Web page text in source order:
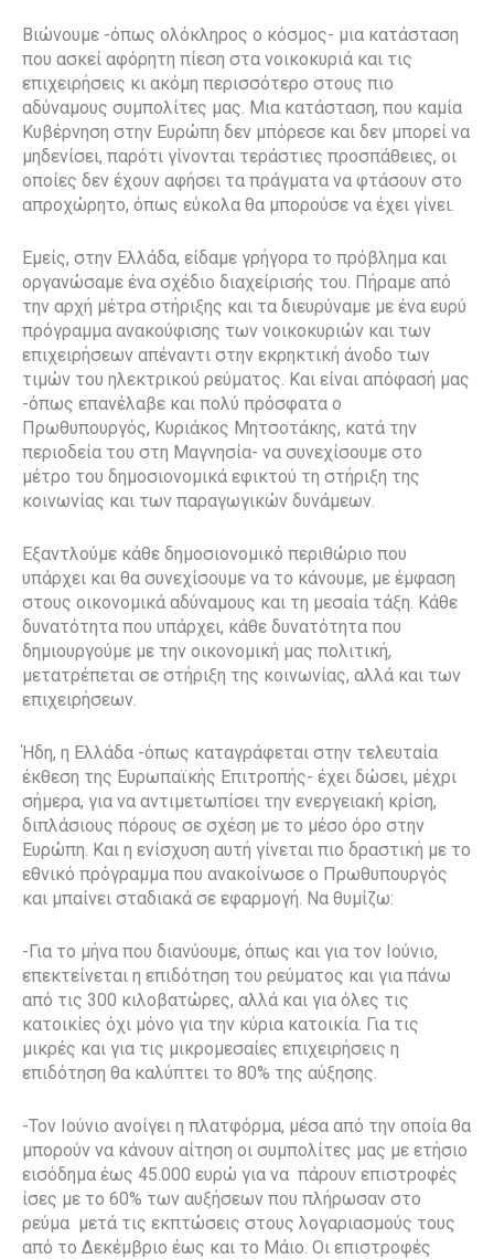
Βιώνουμε -όπως ολόκληρος ο κόσμος- μια κατάσταση
που ασκεί αφόρητη πίεση στα νοικοκυριά και τις
επιχειρήσεις κι ακόμη περισσότερο στους πιο
αδύναμους συμπολίτες μας. Μια κατάσταση, που καμία
Κυβέρνηση στην Ευρώπη δεν μπόρεσε και δεν μπορεί να
μηδενίσει, παρότι γίνονται τεράστιες προσπάθειες, οι
οποίες δεν έχουν αφήσει τα πράγματα να φτάσουν στο
απροχώρητο, όπως εύκολα θα μπορούσε να έχει γίνει.
Εμείς, στην Ελλάδα, είδαμε γρήγορα το πρόβλημα και
οργανώσαμε ένα σχέδιο διαχείρισής του. Πήραμε από
την αρχή μέτρα στήριξης και τα διευρύναμε με ένα ευρύ
πρόγραμμα ανακούφισης των νοικοκυριών και των
επιχειρήσεων απέναντι στην εκρηκτική άνοδο των
τιμών του ηλεκτρικού ρεύματος. Και είναι απόφασή μας
-όπως επανέλαβε και πολύ πρόσφατα ο
Πρωθυπουργός, Κυριάκος Μητσοτάκης, κατά την
περιοδεία του στη Μαγνησία- να συνεχίσουμε στο
μέτρο του δημοσιονομικά εφικτού τη στήριξη της
κοινωνίας και των παραγωγικών δυνάμεων.
Εξαντλούμε κάθε δημοσιονομικό περιθώριο που
υπάρχει και θα συνεχίσουμε να το κάνουμε, με έμφαση
στους οικονομικά αδύναμους και τη μεσαία τάξη. Κάθε
δυνατότητα που υπάρχει, κάθε δυνατότητα που
δημιουργούμε με την οικονομική μας πολιτική,
μετατρέπεται σε στήριξη της κοινωνίας, αλλά και των
επιχειρήσεων.
Ήδη, η Ελλάδα -όπως καταγράφεται στην τελευταία
έκθεση της Ευρωπαϊκής Επιτροπής- έχει δώσει, μέχρι
σήμερα, για να αντιμετωπίσει την ενεργειακή κρίση,
διπλάσιους πόρους σε σχέση με το μέσο όρο στην
Ευρώπη. Και η ενίσχυση αυτή γίνεται πιο δραστική με το
εθνικό πρόγραμμα που ανακοίνωσε ο Πρωθυπουργός
και μπαίνει σταδιακά σε εφαρμογή. Να θυμίζω:
-Για το μήνα που διανύουμε, όπως και για τον Ιούνιο,
επεκτείνεται η επιδότηση του ρεύματος και για πάνω
από τις 300 κιλοβατώρες, αλλά και για όλες τις
κατοικίες όχι μόνο για την κύρια κατοικία. Για τις
μικρές και για τις μικρομεσαίες επιχειρήσεις η
επιδότηση θα καλύπτει το 80% της αύξησης.
-Τον Ιούνιο ανοίγει η πλατφόρμα, μέσα από την οποία θα
μπορούν να κάνουν αίτηση οι συμπολίτες μας με ετήσιο
εισόδημα έως 45.000 ευρώ για να πάρουν επιστροφές
ίσες με το 60% των αυξήσεων που πλήρωσαν στο
ρεύμα μετά τις εκπτώσεις στους λογαριασμούς τους
από το Δεκέμβριο έως και το Μάιο. Οι επιστροφές